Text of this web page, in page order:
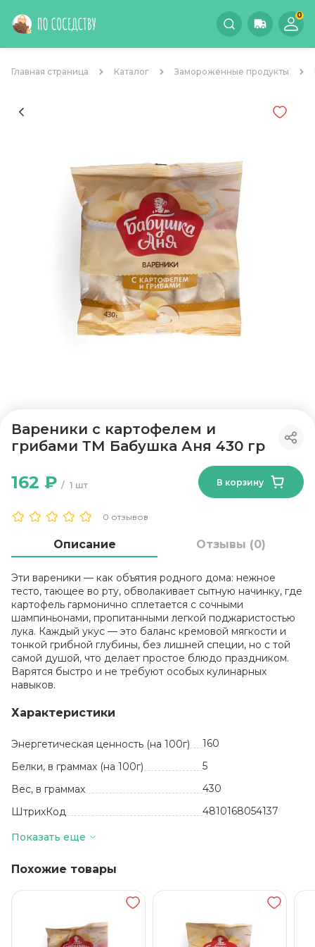
0
Главная страница Каталог Замороженные продукты
Вареники с картофелем и
грибами ТМ Бабушка Аня 430 гр
0 отзывов
1 шт
162 ₽ В корзину
Описание Отзывы (0)
Эти вареники — как объятия родного дома: нежное
тесто, тающее во рту, обволакивает сытную начинку, где
картофель гармонично сплетается с сочными
шампиньонами, пропитанными легкой поджаристостью
лука. Каждый укус — это баланс кремовой мягкости и
тонкой грибной глубины, без лишней специи, но с той
самой душой, что делает простое блюдо праздником.
Варятся быстро и не требуют особых кулинарных
навыков.
Характеристики
Энергетическая ценность (на 100г)
160
Белки, в граммах (на 100г)
5
Вес, в граммах
430
ШтрихКод
4810168054137
Базовая единица
Жиры, в граммах (на 100 г)
пшеничная в/с,
растительное, соль
йодированная,
Показать еще
Похожие товары